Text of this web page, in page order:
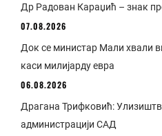
Др Радован Караџић – знак
07.08.2026
Док се министар Мали хвали
каси милијарду евра
06.08.2026
Драгана Трифковић:
администрацији САД